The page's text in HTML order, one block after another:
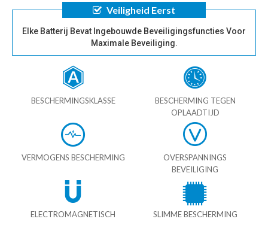
Veiligheid Eerst
Elke Batterij Bevat Ingebouwde Beveiligingsfuncties Voor
Maximale Beveiliging.
BESCHERMINGSKLASSE
BESCHERMING TEGEN
OPLAADTIJD
VERMOGENS BESCHERMING
OVERSPANNINGS
BEVEILIGING
ELECTROMAGNETISCH SLIMME BESCHERMING